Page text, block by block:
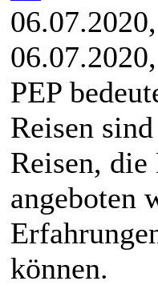
PEP
Reisen
Reisen,
angeboten
können.